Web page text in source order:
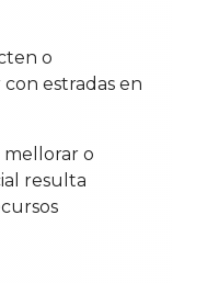
o
estradas en
mellorar o
resulta